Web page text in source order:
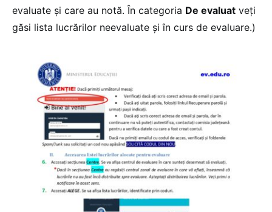
evaluate și care au notă. În categoria De evaluat veți
găsi lista lucrărilor neevaluate și în curs de evaluare.)